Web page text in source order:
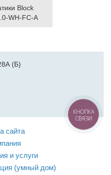
Block
WH-FC-A
(Б)
сайта
и услуги
(умный дом)
КНОПКА
СВЯЗИ